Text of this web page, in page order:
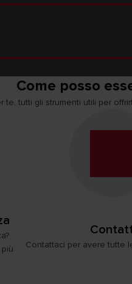
Come posso
te, tutti gli strumenti utili per
Contattaci per avere tutte